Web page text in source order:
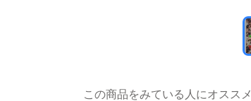
この商品をみている人にオススメ